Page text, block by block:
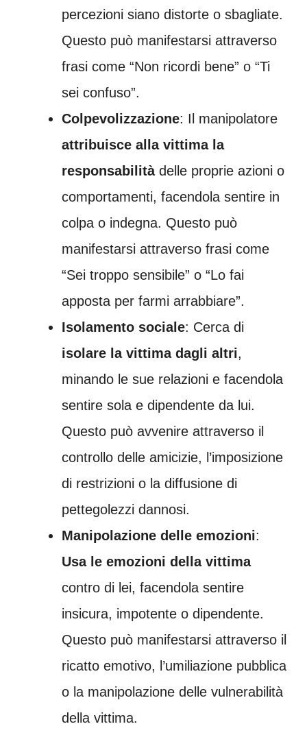
percezioni siano distorte o sbagliate.
Questo può manifestarsi attraverso
frasi come “Non ricordi bene” o “Ti
sei confuso”.
Colpevolizzazione: Il manipolatore
attribuisce alla vittima la
responsabilitàdelle proprie azioni o
comportamenti, facendola sentire in
colpa o indegna. Questo può
manifestarsi attraverso frasi come
“Sei troppo sensibile” o “Lo fai
apposta per farmi arrabbiare”.
Isolamento sociale: Cerca di
isolare la vittima dagli altri,
minando le sue relazioni e facendola
sentire sola e dipendente da lui.
Questo può avvenire attraverso il
controllo delle amicizie, l’imposizione
di restrizioni o la diffusione di
pettegolezzi dannosi.
Manipolazione delle emozioni:
Usa le emozioni della vittima
contro di lei, facendola sentire
insicura, impotente o dipendente.
Questo può manifestarsi attraverso il
ricatto emotivo, l’umiliazione pubblica
o la manipolazione delle vulnerabilità
della vittima.